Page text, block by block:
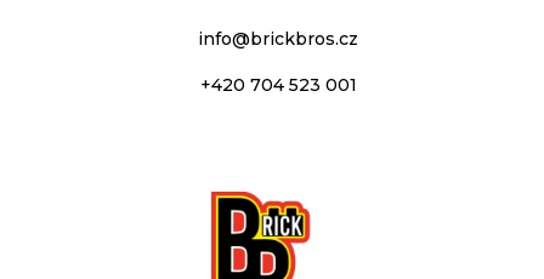
info@brickbros.cz
+420 704 523 001